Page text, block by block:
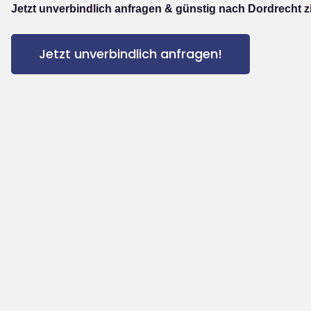
Jetzt unverbindlich anfragen & günstig nach Dordrecht
Jetzt unverbindlich anfragen!